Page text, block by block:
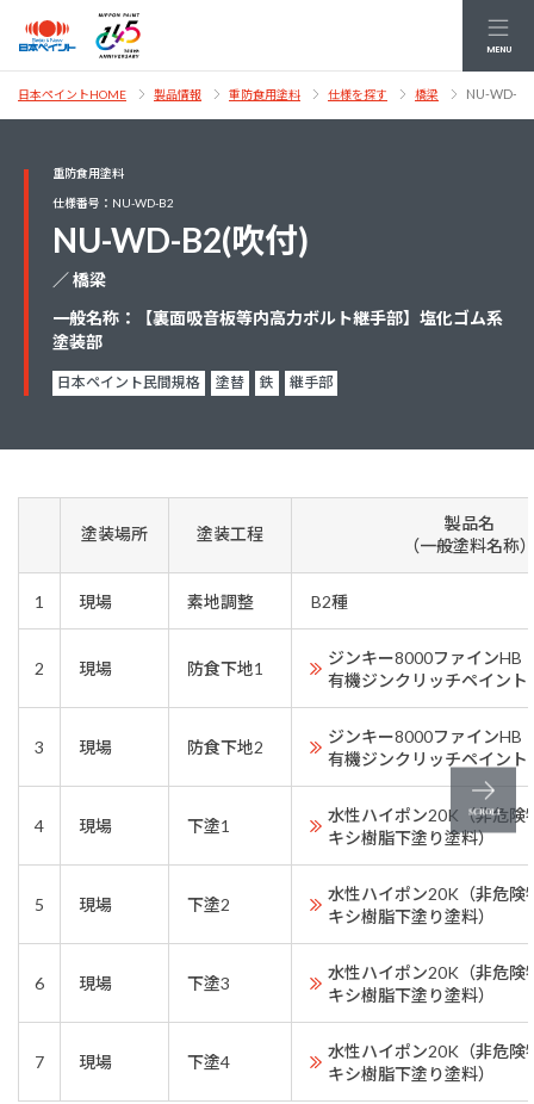
MENU
日本ペイントHOME 製品情報 重防食用塗料 仕様を探す 橋梁 NU-WD-
重防食用塗料
仕様番号：NU-WD-B2
NU-WD-B2(吹付)
／ 橋梁
一般名称：【裏面吸音板等内高力ボルト継手部】塩化ゴム系
塗装部
日本ペイント民間規格 塗替 鉄 継手部
塗装場所 塗装工程
製品名
（一般塗料名称
1 現場 素地調整 B2種
2 現場 防食下地1
ジンキー8000ファインHB
有機ジンクリッチペイント
3 現場 防食下地2
ジンキー8000ファインHB
有機ジンクリッチペイント
4 現場 下塗1
水性ハイポン20K（非危険
キシ樹脂下塗り塗料）
5 現場 下塗2
水性ハイポン20K（非危険
キシ樹脂下塗り塗料）
6 現場 下塗3
水性ハイポン20K（非危険
キシ樹脂下塗り塗料）
7 現場 下塗4
水性ハイポン20K（非危険
キシ樹脂下塗り塗料）